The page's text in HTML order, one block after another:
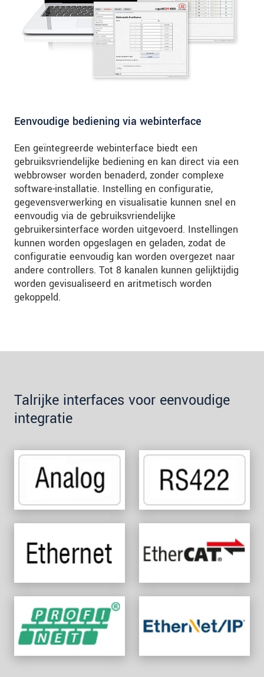
Eenvoudige bediening via webinterface
Een geïntegreerde webinterface biedt een
gebruiksvriendelijke bediening en kan direct via een
webbrowser worden benaderd, zonder complexe
software-installatie. Instelling en configuratie,
gegevensverwerking en visualisatie kunnen snel en
eenvoudig via de gebruiksvriendelijke
gebruikersinterface worden uitgevoerd. Instellingen
kunnen worden opgeslagen en geladen, zodat de
configuratie eenvoudig kan worden overgezet naar
andere controllers. Tot 8 kanalen kunnen gelijktijdig
worden gevisualiseerd en aritmetisch worden
gekoppeld.
Talrijke interfaces voor eenvoudige
integratie